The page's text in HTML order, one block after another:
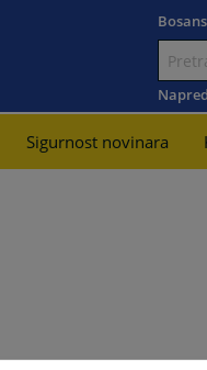
sadržaj
Sigurnost novinara